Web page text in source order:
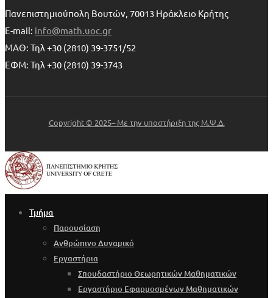
Πανεπιστημιούπολη Βουτών, 70013 Ηράκλειο Κρήτης
E-mail: info@math.uoc.gr
ΜΑΘ: Τηλ +30 (2810) 39-3751/52
ΕΦΜ: Τηλ +30 (2810) 39-3743
Copyright © 2025– Με την υποστήριξη της Μ.Ψ.Δ.
Τμήμα
Παρουσίαση
Ανθρώπινο Δυναμικό
Εργαστήρια
Σπουδαστήριο Θεωρητικών Μαθηματικών
Εργαστήριο Εφαρμοσμένων Μαθηματικών